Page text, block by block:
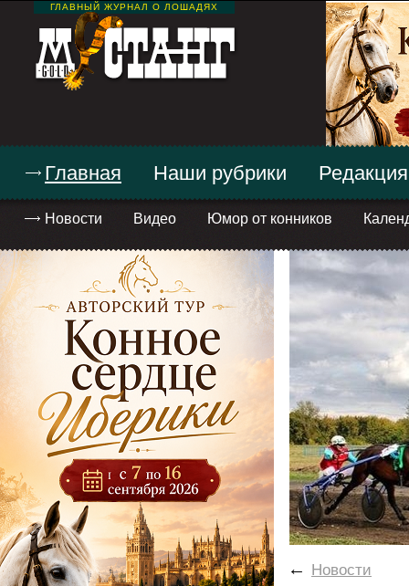
ГЛАВНЫЙ ЖУРНАЛ О ЛОШАДЯХ
Главная
Новости Видео Юмор от конников
Наши рубрики Редакция
← Новости